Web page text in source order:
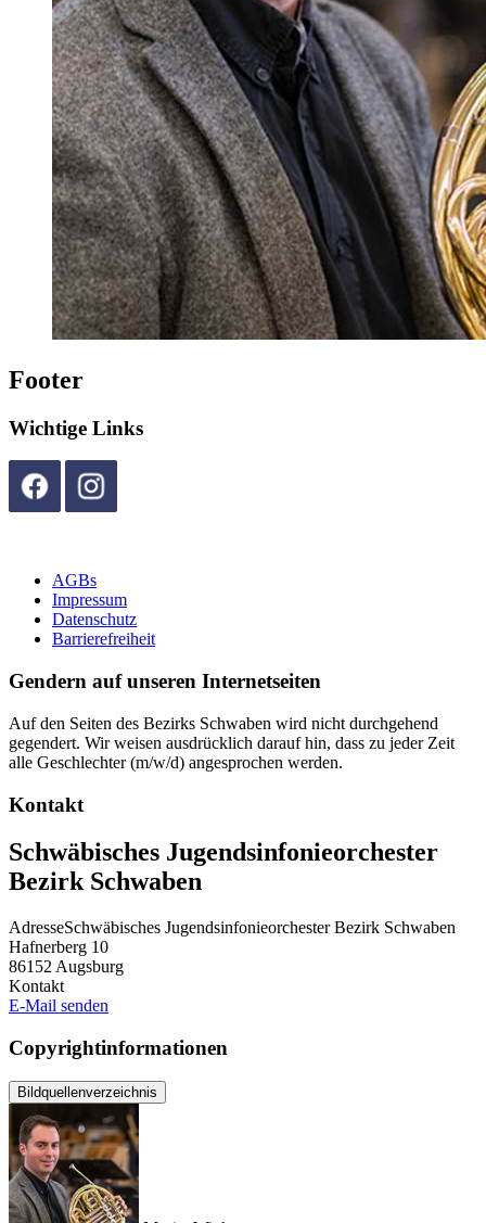
Footer
Wichtige Links
AGBs
Impressum
Datenschutz
Barrierefreiheit
Gendern auf unseren Internetseiten
Auf den Seiten des Bezirks Schwaben wird nicht durchgehend
gegendert. Wir weisen ausdrücklich darauf hin, dass zu jeder Zeit
alle Geschlechter (m/w/d) angesprochen werden.
Kontakt
Schwäbisches Jugendsinfonieorchester
Bezirk Schwaben
AdresseSchwäbisches Jugendsinfonieorchester Bezirk Schwaben
Hafnerberg 10
86152 Augsburg
Kontakt
E-Mail senden
Copyrightinformationen
Bildquellenverzeichnis